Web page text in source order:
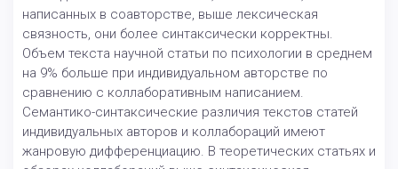
написанных в соавторстве, выше лексическая
связность, они более синтаксически корректны.
Объем текста научной статьи по психологии в среднем
на 9% больше при индивидуальном авторстве по
сравнению с коллаборативным написанием.
Семантико-синтаксические различия текстов статей
индивидуальных авторов и коллабораций имеют
жанровую дифференциацию. В теоретических статьях и